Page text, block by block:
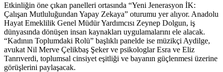
Etkinliğin öne çıkan panelleri ortasında “Yeni Jenerasyon İK:
Çalışan Mutluluğundan Yapay Zekaya” oturumu yer alıyor. Anadolu
Hayat Emeklilik Genel Müdür Yardımcısı Zeynep Dolgun, iş
dünyasında dönüşen insan kaynakları uygulamalarını ele alacak.
“Kadının Toplumdaki Rolü” başlıklı panelde ise müzikçi Aydilge,
avukat Nil Merve Çelikbaş Şeker ve psikologlar Esra ve Eliz
Tanrıverdi, toplumsal cinsiyet eşitliği ve bayanın güçlenmesi üzerine
görüşlerini paylaşacak.